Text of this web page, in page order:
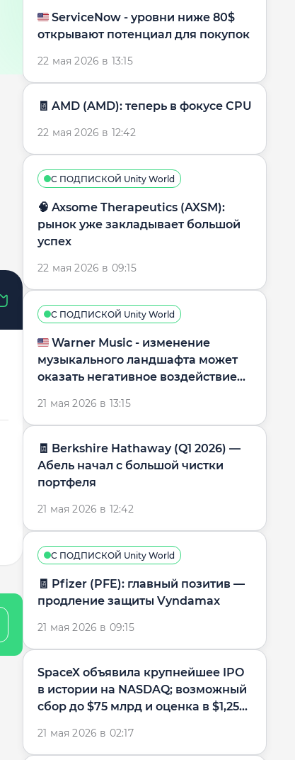
🇺🇸 ServiceNow - уровни ниже 80$
открывают потенциал для покупок
22 мая 2026 в 13:15
🧾 AMD (AMD): теперь в фокусе CPU
22 мая 2026 в 12:42
С ПОДПИСКОЙ Unity World
🧠 Axsome Therapeutics (AXSM):
рынок уже закладывает большой
успех
22 мая 2026 в 09:15
С ПОДПИСКОЙ Unity World
🇺🇸 Warner Music - изменение
музыкального ландшафта может
оказать негативное воздействие
21 мая 2026 в 13:15
🧾 Berkshire Hathaway (Q1 2026) —
Абель начал с большой чистки
портфеля
21 мая 2026 в 12:42
С ПОДПИСКОЙ Unity World
🧾 Pfizer (PFE): главный позитив —
продление защиты Vyndamax
21 мая 2026 в 09:15
SpaceX объявила крупнейшее IPO
в истории на NASDAQ; возможный
сбор до $75 млрд и оценка в $1,25...
21 мая 2026 в 02:17